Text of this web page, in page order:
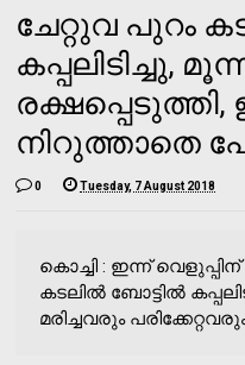
ചേറ്റുവ പുറം
കപ്പലിടിച്ചു,
രക്ഷപ്പെടുത്തി,
നിറുത്താതെ
0 Tuesday, 7 August 2018
കൊച്ചി : ഇന്ന്
കടലില്‍ ബോട്ടില്‍
മരിച്ചവരും